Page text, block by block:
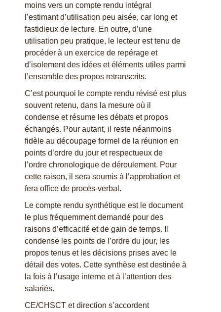
moins vers un compte rendu intégral
l’estimant d’utilisation peu aisée, car long et
fastidieux de lecture. En outre, d’une
utilisation peu pratique, le lecteur est tenu de
procéder à un exercice de repérage et
d’isolement des idées et éléments utiles parmi
l’ensemble des propos retranscrits.
C’est pourquoi le compte rendu révisé est plus
souvent retenu, dans la mesure où il
condense et résume les débats et propos
échangés. Pour autant, il reste néanmoins
fidèle au découpage formel de la réunion en
points d’ordre du jour et respectueux de
l’ordre chronologique de déroulement. Pour
cette raison, il sera soumis à l’approbation et
fera office de procès-verbal.
Le compte rendu synthétique est le document
le plus fréquemment demandé pour des
raisons d’efficacité et de gain de temps. Il
condense les points de l’ordre du jour, les
propos tenus et les décisions prises avec le
détail des votes. Cette synthèse est destinée à
la fois à l’usage interne et à l’attention des
salariés.
CE/CHSCT et direction s’accordent